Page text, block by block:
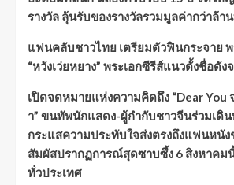
รางวัล ลุ้นรับของรางวัลรวมมูลค่ากว่าล้า
แฟนคลับชาวไทย เตรียมตัวฟินกระจาย
“หวังเว่ยหยาง” พระเอกซีรีส์แนวตั้งชื่อดัง
เปิดจดหมายแห่งความคิดถึง “Dear You
า” ขนทัพนักแสดง-ผู้กำกับชาวจีนร่วมเดิ
กระแสความประทับใจส่งตรงถึงแฟนหนั
สัมผัสปรากฏการณ์สุดซาบซึ้ง 6 สิงหาคม
ทั่วประเทศ